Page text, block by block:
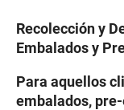
Recolección y
Embalados y
Para aquellos
embalados,